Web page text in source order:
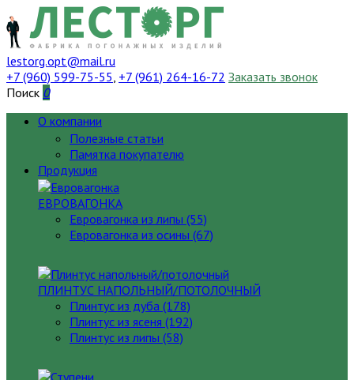
lestorg.opt@mail.ru
+7 (960) 599-75-55, +7 (961) 264-16-72 Заказать звонок
Поиск 0
О компании
Полезные статьи
Памятка покупателю
Продукция
ЕВРОВАГОНКА
Евровагонка из липы (55)
Евровагонка из осины (67)
ПЛИНТУС НАПОЛЬНЫЙ/ПОТОЛОЧНЫЙ
Плинтус из дуба (178)
Плинтус из ясеня (192)
Плинтус из липы (58)